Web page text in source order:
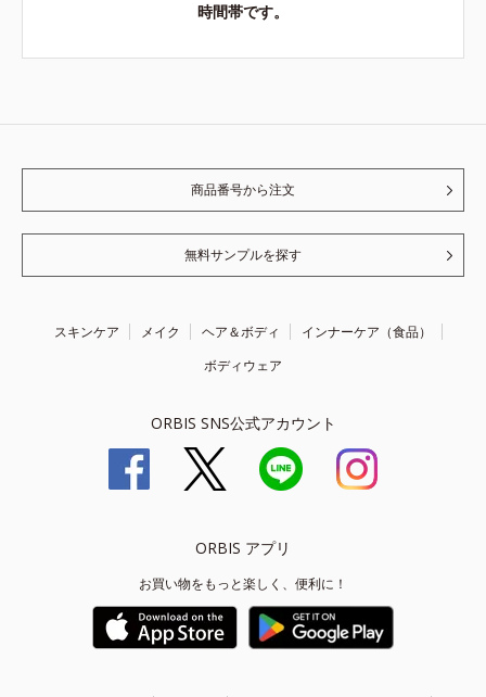
時間帯です。
商品番号から注文
無料サンプルを探す
スキンケア メイク ヘア＆ボディ
インナーケア（食品）
ボディウェア
ORBIS SNS公式アカウント
ORBIS アプリ
お買い物をもっと楽しく、便利に！